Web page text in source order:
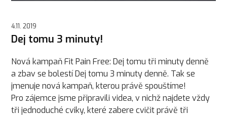
4.11. 2019
Dej tomu 3 minuty!
Nová kampaň Fit Pain Free: Dej tomu tři minuty denně
a zbav se bolestí Dej tomu 3 minuty denně. Tak se
jmenuje nová kampaň, kterou právě spouštíme!
Pro zájemce jsme připravili videa, v nichž najdete vždy
tři jednoduché cviky, které zabere cvičit právě tři